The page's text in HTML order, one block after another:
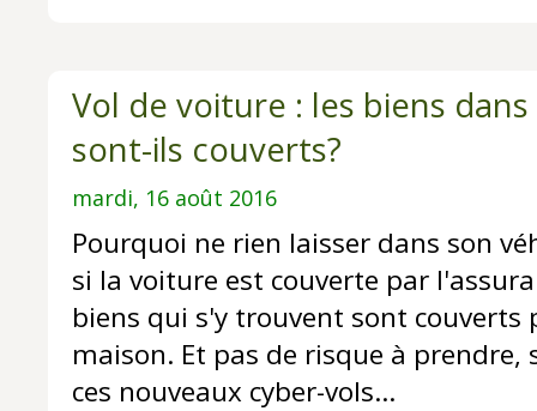
Vol de voiture : les biens
sont-ils couverts?
mardi, 16 août 2016
Pourquoi ne rien laisser dans son
si la voiture est couverte par
biens qui s'y trouvent sont couverts
maison. Et pas de risque à prendre,
ces nouveaux cyber-vols...